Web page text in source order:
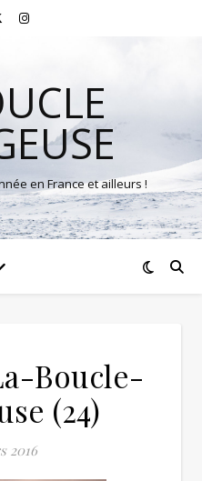
en France et ailleurs !
Boucle-
(24)
2016